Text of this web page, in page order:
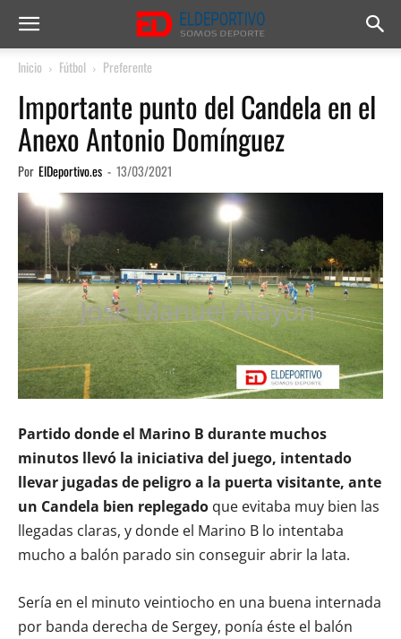
Inicio Fútbol Preferente
Importante punto del Candela en el
Anexo Antonio Domínguez
Por ElDeportivo.es - 13/03/2021
Partido donde el Marino B durante muchos
minutos llevó la iniciativa del juego, intentado
llevar jugadas de peligro a la puerta visitante, ante
un Candela bien replegado que evitaba muy bien las
llegadas claras, y donde el Marino B lo intentaba
mucho a balón parado sin conseguir abrir la lata.
Sería en el minuto veintiocho en una buena internada
por banda derecha de Sergey, ponía éste el balón